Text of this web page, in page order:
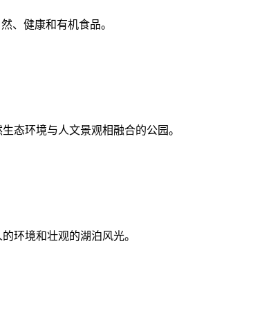
、健康和有机食品。
态环境与人文景观相融合的公园。
环境和壮观的湖泊风光。